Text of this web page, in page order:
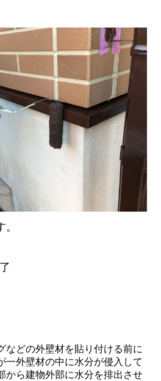
。
などの外壁材を貼り付ける前に
一外壁材の中に水分が侵入して
から建物外部に水分を排出させ